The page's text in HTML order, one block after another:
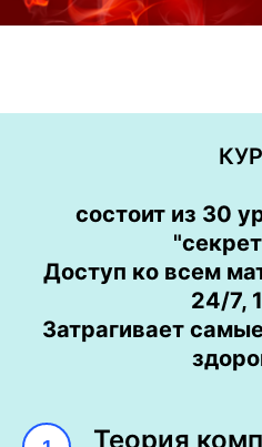
great
состоит из 30
Доступ ко всем
24/7,
Затрагивает
Теория